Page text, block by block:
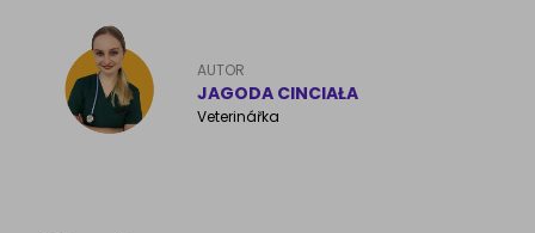
AUTOR
JAGODA CINCIAŁA
Veterinářka